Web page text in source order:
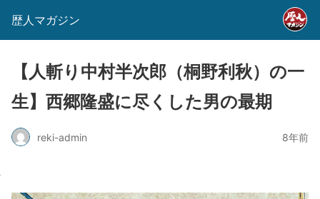
歴人マガジン
【人斬り中村半次郎（桐野利秋）の一
生】西郷隆盛に尽くした男の最期
reki-admin 8年前